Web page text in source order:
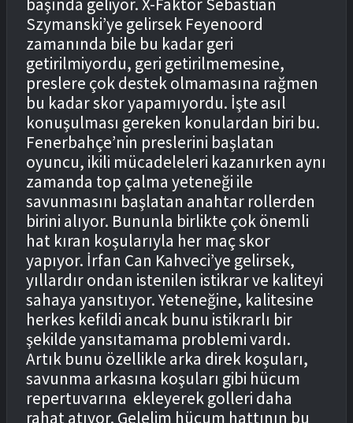
Szymanski’ye gelirsek Feyenoord
zamanında bile bu kadar geri
getirilmiyordu, geri getirilmemesine,
preslere çok destek olmamasına rağmen
bu kadar skor yapamıyordu. İşte asıl
konuşulması gereken konulardan biri bu.
Fenerbahçe’nin preslerini başlatan
oyuncu, ikili mücadeleleri kazanırken aynı
zamanda top çalma yeteneği ile
savunmasını başlatan anahtar rollerden
birini alıyor. Bununla birlikte çok önemli
hat kıran koşularıyla her maç skor
yapıyor. İrfan Can Kahveci’ye gelirsek,
yıllardır ondan istenilen istikrar ve kaliteyi
sahaya yansıtıyor. Yeteneğine, kalitesine
herkes kefildi ancak bunu istikrarlı bir
şekilde yansıtamama problemi vardı.
Artık bunu özellikle arka direk koşuları,
savunma arkasına koşuları gibi hücum
repertuvarına ekleyerek golleri daha
rahat atıyor. Gelelim hücum hattının bu